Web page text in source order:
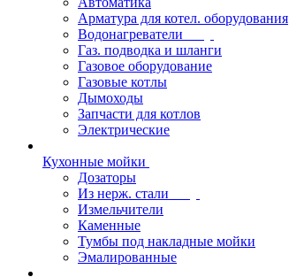
Арматура для котел. оборудования
Водонагреватели
Газ. подводка и шланги
Газовое оборудование
Газовые котлы
Дымоходы
Запчасти для котлов
Электрические
Кухонные мойки
Дозаторы
Из нерж. стали
Измельчители
Каменные
Тумбы под накладные мойки
Эмалированные